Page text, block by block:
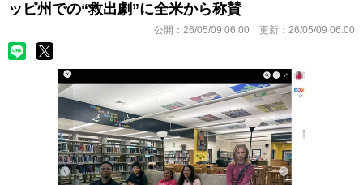
ッピ州での“救出劇”に全米から称賛
公開： 26/05/09 06:00 更新： 26/05/09 06:00